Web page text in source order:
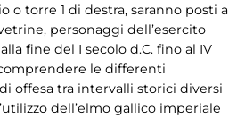
o torre 1 di destra, saranno posti a
personaggi dell’esercito
fine del I secolo d.C. fino al IV
le differenti
offesa tra intervalli storici diversi
dell’elmo gallico imperiale